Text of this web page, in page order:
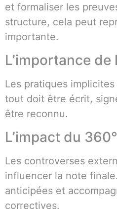
et formaliser les
structure, cela peut
importante.
L’importance
Les pratiques
tout doit être écrit,
être reconnu.
L’impact du
Les controverses
influencer la note
anticipées et
correctives.